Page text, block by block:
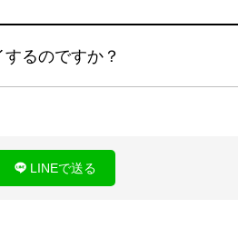
るのですか？
LINEで送る